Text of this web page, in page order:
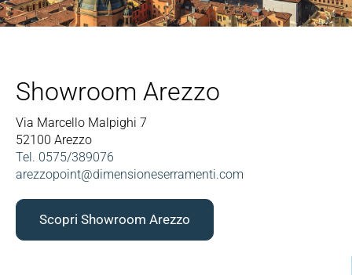
Showroom Arezzo
Via Marcello Malpighi 7
52100 Arezzo
Tel. 0575/389076
arezzopoint@dimensioneserramenti.com
Scopri Showroom Arezzo